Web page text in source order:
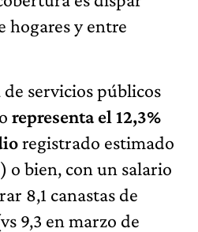
hogares y entre
de servicios públicos
representa el 12,3%
registrado estimado
o bien, con un salario
8,1 canastas de
9,3 en marzo de